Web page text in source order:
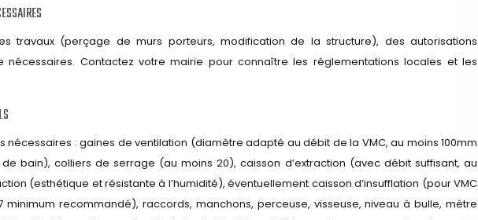
travaux (perçage de murs porteurs, modification de la structure), des autorisations
nécessaires. Contactez votre mairie pour connaître les réglementations locales et les
nécessaires : gaines de ventilation (diamètre adapté au débit de la VMC, au moins 100mm
bain), colliers de serrage (au moins 20), caisson d’extraction (avec débit suffisant, au
(esthétique et résistante à l’humidité), éventuellement caisson d’insufflation (pour VMC
minimum recommandé), raccords, manchons, perceuse, visseuse, niveau à bulle, mètre